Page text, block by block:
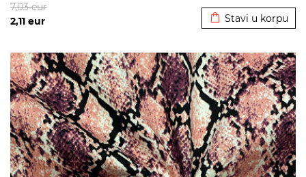
2,11 eur
7,03eur
Stavi u korpu